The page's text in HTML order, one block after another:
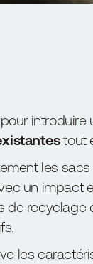
tout
les
un impact
de
les